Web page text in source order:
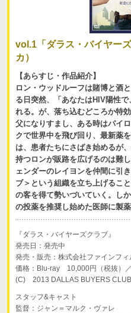
vol.1「ダラス・バイヤー
カ）
【あらすじ・作品紹介】
ロン・ウッドルーフは賭博と酒
る日突然、「あなたはHIV陽性
れる。が、落ち込むどころか特
父になりすまし、ある時はパイ
クで世界中を飛び回り、最新薬
は、患者たちにさばき始めるが
持つロンが販路を広げるのは難
ェンダーのレイヨンを仲間に引
ブ＞という組織を立ち上げるこ
の客を得て勢いづいていく。し
の投薬を推奨し始めた医師に製
『ダラス・バイヤーズクラブ』
発売日：発売中
発売・販売：株式会社ファインフィ
価格：Blu-ray 10,000円（税抜）
(C) 2013 DALLAS BUYERS
スタッフ&キャスト
監督：ジャン＝マルク・ヴァレ